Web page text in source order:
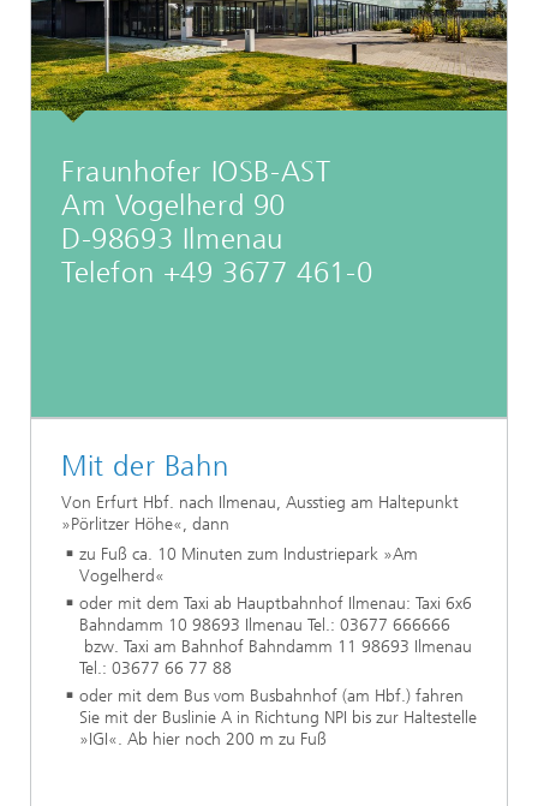
Fraunhofer IOSB-AST
Am Vogelherd 90
D-98693 Ilmenau
Telefon +49 3677 461-0
Mit der Bahn
Von Erfurt Hbf. nach Ilmenau, Ausstieg am Haltepunkt
»Pörlitzer Höhe«, dann
zu Fuß ca. 10 Minuten zum Industriepark »Am
Vogelherd«
oder mit dem Taxi ab Hauptbahnhof Ilmenau: Taxi 6x6
Bahndamm 10 98693 Ilmenau Tel.: 03677 666666
bzw. Taxi am Bahnhof Bahndamm 11 98693 Ilmenau
Tel.: 03677 66 77 88
oder mit dem Bus vom Busbahnhof (am Hbf.) fahren
Sie mit der Buslinie A in Richtung NPI bis zur Haltestelle
»IGI«. Ab hier noch 200 m zu Fuß